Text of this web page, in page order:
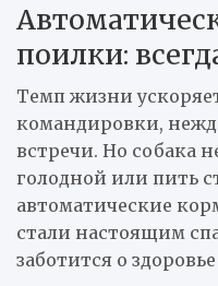
поилки:
Темп жизни
командировки,
встречи. Но собака
голодной или пить
автоматические
стали настоящим
заботится о